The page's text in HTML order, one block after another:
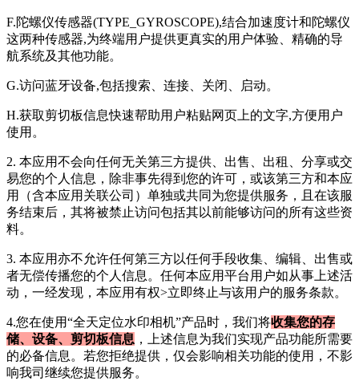
F.陀螺仪传感器(TYPE_GYROSCOPE),结合加速度计和陀螺仪
这两种传感器,为终端用户提供更真实的用户体验、精确的导
航系统及其他功能。
G.访问蓝牙设备,包括搜索、连接、关闭、启动。
H.获取剪切板信息快速帮助用户粘贴网页上的文字,方便用户
使用。
2. 本应用不会向任何无关第三方提供、出售、出租、分享或交
易您的个人信息，除非事先得到您的许可，或该第三方和本应
用（含本应用关联公司）单独或共同为您提供服务，且在该服
务结束后，其将被禁止访问包括其以前能够访问的所有这些资
料。
3. 本应用亦不允许任何第三方以任何手段收集、编辑、出售或
者无偿传播您的个人信息。任何本应用平台用户如从事上述活
动，一经发现，本应用有权>立即终止与该用户的服务条款。
4.您在使用“全天定位水印相机”产品时，我们将收集您的存
储、设备、剪切板信息 ，上述信息为我们实现产品功能所需要
的必备信息。若您拒绝提供，仅会影响相关功能的使用，不影
响我司继续您提供服务。